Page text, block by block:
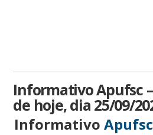
Informativo Apufsc
de hoje, dia 25/09/
InformativoApufsc